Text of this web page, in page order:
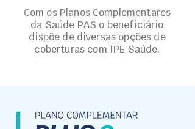
Com os Planos Complementares
da Saúde PAS o beneficiário
dispõe de diversas opções de
coberturas com IPE Saúde.